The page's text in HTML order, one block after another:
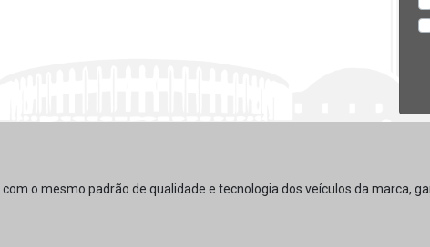
o mesmo padrão de qualidade e tecnologia dos veículos da marca,